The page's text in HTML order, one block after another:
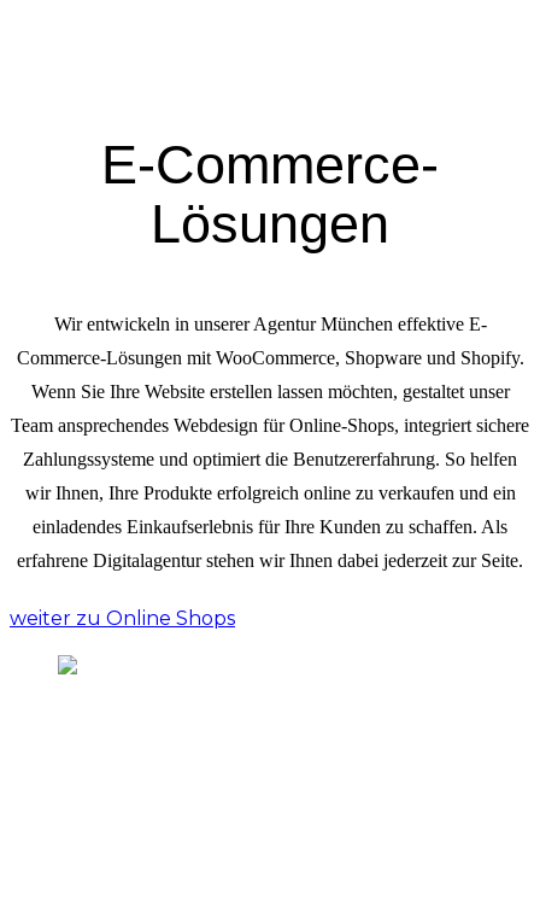
E-Commerce-
Lösungen
Wir entwickeln in unserer Agentur München effektive E-
Commerce-Lösungen mit WooCommerce, Shopware und Shopify.
Wenn Sie Ihre Website erstellen lassen möchten, gestaltet unser
Team ansprechendes Webdesign für Online-Shops, integriert sichere
Zahlungssysteme und optimiert die Benutzererfahrung. So helfen
wir Ihnen, Ihre Produkte erfolgreich online zu verkaufen und ein
einladendes Einkaufserlebnis für Ihre Kunden zu schaffen. Als
erfahrene Digitalagentur stehen wir Ihnen dabei jederzeit zur Seite.
weiter zu Online Shops